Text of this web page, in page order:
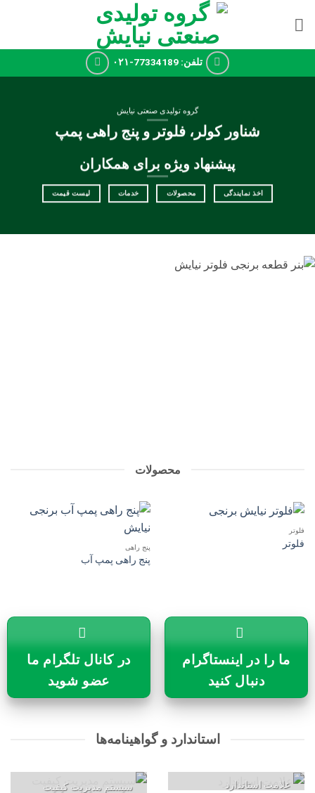
تلفن: 77334189-۰۲۱
گروه تولیدی صنعتی نیایش
شناور کولر، فلوتر و پنج راهی پمپ
پیشنهاد ویژه برای همکاران
اخذ نمایندگی محصولات خدمات لیست قیمت
محصولات
فلوتر
فلوتر پنج راهی
پنج راهی پمپ آب
ما را در اینستاگرام
دنبال کنید
در کانال تلگرام ما
عضو شوید
استاندارد و گواهینامه‌ها
علامت استاندارد
سیستم مدیریت کیفیت